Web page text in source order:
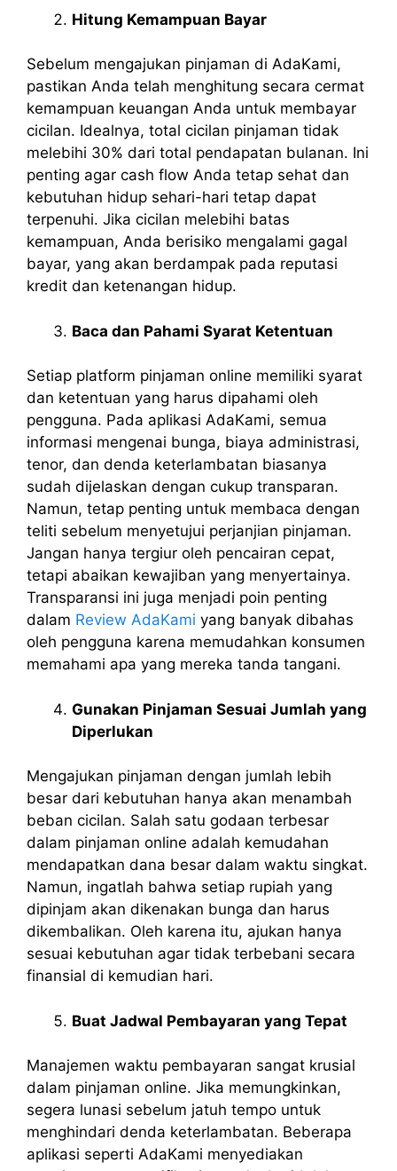
Hitung Kemampuan Bayar
Sebelum mengajukan pinjaman di AdaKami,
pastikan Anda telah menghitung secara cermat
kemampuan keuangan Anda untuk membayar
cicilan. Idealnya, total cicilan pinjaman tidak
melebihi 30% dari total pendapatan bulanan. Ini
penting agar cash flow Anda tetap sehat dan
kebutuhan hidup sehari-hari tetap dapat
terpenuhi. Jika cicilan melebihi batas
kemampuan, Anda berisiko mengalami gagal
bayar, yang akan berdampak pada reputasi
kredit dan ketenangan hidup.
Baca dan Pahami Syarat Ketentuan
Setiap platform pinjaman online memiliki syarat
dan ketentuan yang harus dipahami oleh
pengguna. Pada aplikasi AdaKami, semua
informasi mengenai bunga, biaya administrasi,
tenor, dan denda keterlambatan biasanya
sudah dijelaskan dengan cukup transparan.
Namun, tetap penting untuk membaca dengan
teliti sebelum menyetujui perjanjian pinjaman.
Jangan hanya tergiur oleh pencairan cepat,
tetapi abaikan kewajiban yang menyertainya.
Transparansi ini juga menjadi poin penting
dalam Review AdaKami yang banyak dibahas
oleh pengguna karena memudahkan konsumen
memahami apa yang mereka tanda tangani.
Gunakan Pinjaman Sesuai Jumlah yang
Diperlukan
Mengajukan pinjaman dengan jumlah lebih
besar dari kebutuhan hanya akan menambah
beban cicilan. Salah satu godaan terbesar
dalam pinjaman online adalah kemudahan
mendapatkan dana besar dalam waktu singkat.
Namun, ingatlah bahwa setiap rupiah yang
dipinjam akan dikenakan bunga dan harus
dikembalikan. Oleh karena itu, ajukan hanya
sesuai kebutuhan agar tidak terbebani secara
finansial di kemudian hari.
Buat Jadwal Pembayaran yang Tepat
Manajemen waktu pembayaran sangat krusial
dalam pinjaman online. Jika memungkinkan,
segera lunasi sebelum jatuh tempo untuk
menghindari denda keterlambatan. Beberapa
aplikasi seperti AdaKami menyediakan